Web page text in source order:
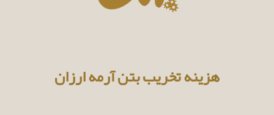
هزینه تخریب بتن آرمه ارزان